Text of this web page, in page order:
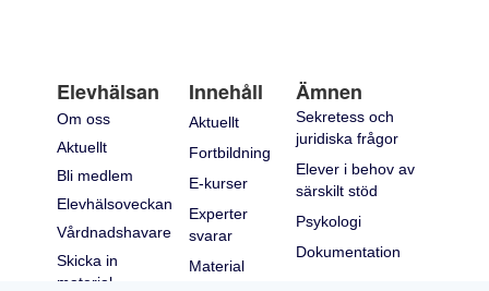
Elevhälsan
Om oss
Aktuellt
Bli medlem
Elevhälsoveckan
Vårdnadshavare
Skicka in
material
Innehåll
Aktuellt
Fortbildning
E-kurser
Experter
svarar
Material
Ämnen
Sekretess och
juridiska frågor
Elever i behov av
särskilt stöd
Psykologi
Dokumentation